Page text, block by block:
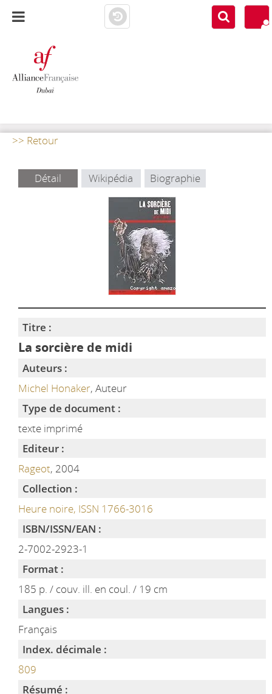
>> Retour
Détail Wikipédia Biographie
Titre :
La sorcière de midi
Auteurs :
Michel Honaker, Auteur
Type de document :
texte imprimé
Editeur :
Rageot, 2004
Collection :
Heure noire, ISSN 1766-3016
ISBN/ISSN/EAN :
2-7002-2923-1
Format :
185 p. / couv. ill. en coul. / 19 cm
Langues :
Français
Index. décimale :
809
Résumé :